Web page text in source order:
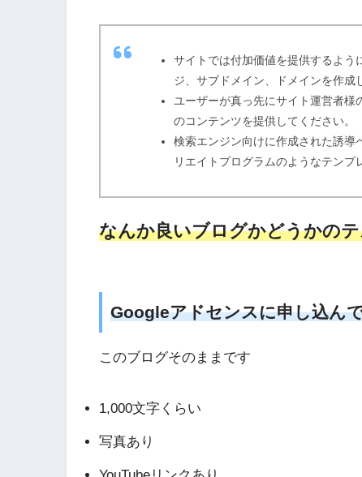
サイトでは付加価値を提供するよう
ジ、サブドメイン、ドメインを作成
ユーザーが真っ先にサイト運営者様
のコンテンツを提供してください。
検索エンジン向けに作成された誘導
リエイトプログラムのようなテン
なんか良いブログかどうかの
Googleアドセンスに申し込ん
このブログそのままです
1,000文字くらい
写真あり